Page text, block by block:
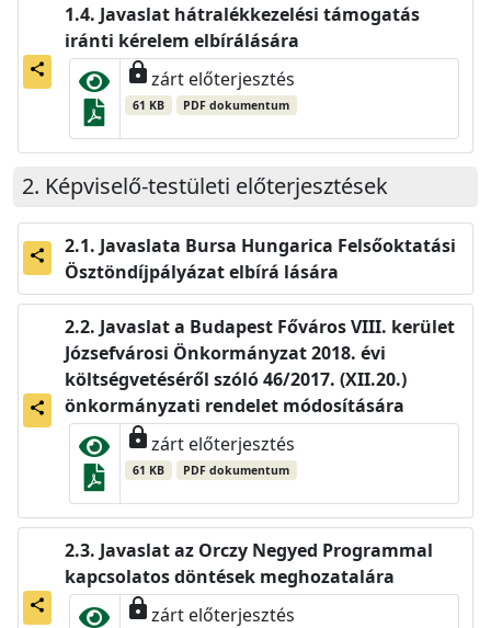
share
Javaslat hátralékkezelési támogatás
iránti kérelem elbírálására
lockzárt előterjesztés
61 KB PDF dokumentum
Képviselő-testületi előterjesztések
share
Javaslata Bursa Hungarica Felsőoktatási
Ösztöndíjpályázat elbírá lására
share
Javaslat a Budapest Főváros VIII. kerület
Józsefvárosi Önkormányzat 2018. évi
költségvetéséről szóló 46/2017. (XII.20.)
önkormányzati rendelet módosítására
lockzárt előterjesztés
61 KB PDF dokumentum
share
Javaslat az Orczy Negyed Programmal
kapcsolatos döntések meghozatalára
lockzárt előterjesztés